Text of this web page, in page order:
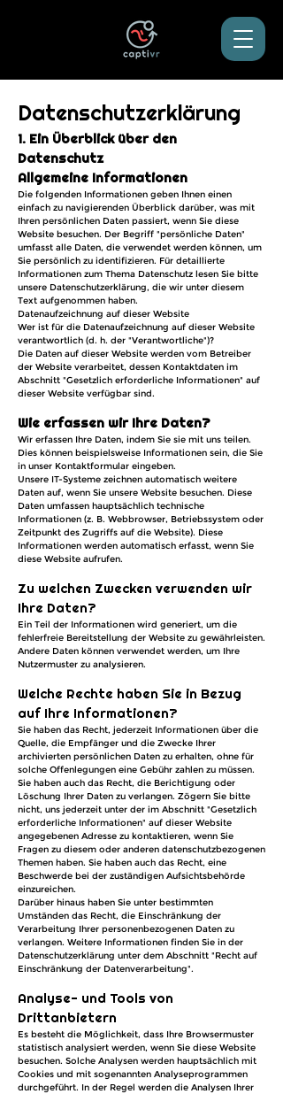
Datenschutzerklärung
1. Ein Überblick über den
Datenschutz
Allgemeine Informationen
Die folgenden Informationen geben Ihnen einen
einfach zu navigierenden Überblick darüber, was mit
Ihren persönlichen Daten passiert, wenn Sie diese
Website besuchen. Der Begriff "persönliche Daten"
umfasst alle Daten, die verwendet werden können, um
Sie persönlich zu identifizieren. Für detaillierte
Informationen zum Thema Datenschutz lesen Sie bitte
unsere Datenschutzerklärung, die wir unter diesem
Text aufgenommen haben.
Datenaufzeichnung auf dieser Website
Wer ist für die Datenaufzeichnung auf dieser Website
verantwortlich (d. h. der "Verantwortliche")?
Die Daten auf dieser Website werden vom Betreiber
der Website verarbeitet, dessen Kontaktdaten im
Abschnitt "Gesetzlich erforderliche Informationen" auf
dieser Website verfügbar sind.
Wie erfassen wir Ihre Daten?
Wir erfassen Ihre Daten, indem Sie sie mit uns teilen.
Dies können beispielsweise Informationen sein, die Sie
in unser Kontaktformular eingeben.
Unsere IT-Systeme zeichnen automatisch weitere
Daten auf, wenn Sie unsere Website besuchen. Diese
Daten umfassen hauptsächlich technische
Informationen (z. B. Webbrowser, Betriebssystem oder
Zeitpunkt des Zugriffs auf die Website). Diese
Informationen werden automatisch erfasst, wenn Sie
diese Website aufrufen.
Zu welchen Zwecken verwenden wir
Ihre Daten?
Ein Teil der Informationen wird generiert, um die
fehlerfreie Bereitstellung der Website zu gewährleisten.
Andere Daten können verwendet werden, um Ihre
Nutzermuster zu analysieren.
Welche Rechte haben Sie in Bezug
auf Ihre Informationen?
Sie haben das Recht, jederzeit Informationen über die
Quelle, die Empfänger und die Zwecke Ihrer
archivierten persönlichen Daten zu erhalten, ohne für
solche Offenlegungen eine Gebühr zahlen zu müssen.
Sie haben auch das Recht, die Berichtigung oder
Löschung Ihrer Daten zu verlangen. Zögern Sie bitte
nicht, uns jederzeit unter der im Abschnitt "Gesetzlich
erforderliche Informationen" auf dieser Website
angegebenen Adresse zu kontaktieren, wenn Sie
Fragen zu diesem oder anderen datenschutzbezogenen
Themen haben. Sie haben auch das Recht, eine
Beschwerde bei der zuständigen Aufsichtsbehörde
einzureichen.
Darüber hinaus haben Sie unter bestimmten
Umständen das Recht, die Einschränkung der
Verarbeitung Ihrer personenbezogenen Daten zu
verlangen. Weitere Informationen finden Sie in der
Datenschutzerklärung unter dem Abschnitt "Recht auf
Einschränkung der Datenverarbeitung".
Analyse- und Tools von
Drittanbietern
Es besteht die Möglichkeit, dass Ihre Browsermuster
statistisch analysiert werden, wenn Sie diese Website
besuchen. Solche Analysen werden hauptsächlich mit
Cookies und mit sogenannten Analyseprogrammen
durchgeführt. In der Regel werden die Analysen Ihrer